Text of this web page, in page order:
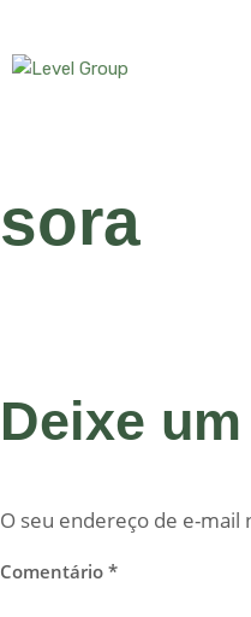
sora
Deixe
O seu endereço de e-mail
Comentário *